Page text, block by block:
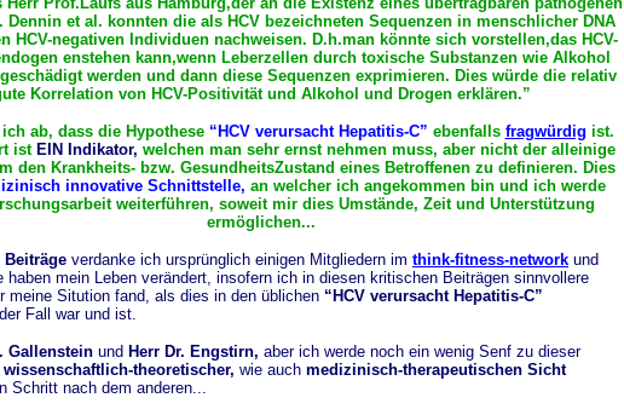
Dennin et al. konnten die als HCV bezeichneten Sequenzen in menschlicher DNA
HCV-negativen Individuen nachweisen. D.h.man könnte sich vorstellen,das HCV-
enstehen kann,wenn Leberzellen durch toxische Substanzen wie Alkohol
werden und dann diese Sequenzen exprimieren. Dies würde die relativ
Korrelation von HCV-Positivität und Alkohol und Drogen erklären.”
ich ab, dass die Hypothese “HCV verursacht Hepatitis-C” ebenfalls fragwürdig ist.
ist EIN Indikator, welchen man sehr ernst nehmen muss, aber nicht der alleinige
den Krankheits- bzw. GesundheitsZustand eines Betroffenen zu definieren. Dies
innovative Schnittstelle, an welcher ich angekommen bin und ich werde
weiterführen, soweit mir dies Umstände, Zeit und Unterstützung
ermöglichen...
Beiträge verdanke ich ursprünglich einigen Mitgliedern im think-fitness-network und
haben mein Leben verändert, insofern ich in diesen kritischen Beiträgen sinnvollere
meine Sitution fand, als dies in den üblichen “HCV verursacht Hepatitis-C”
Fall war und ist.
Gallenstein und Herr Dr. Engstirn, aber ich werde noch ein wenig Senf zu dieser
wissenschaftlich-theoretischer, wie auch medizinisch-therapeutischen Sicht
Schritt nach dem anderen...